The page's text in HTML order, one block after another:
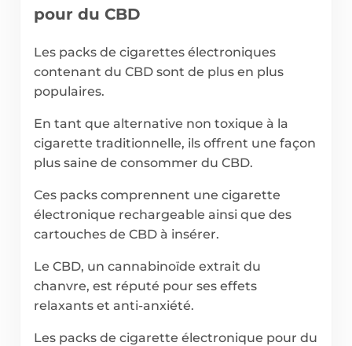
pour du CBD
Les packs de cigarettes électroniques
contenant du CBD sont de plus en plus
populaires.
En tant que alternative non toxique à la
cigarette traditionnelle, ils offrent une façon
plus saine de consommer du CBD.
Ces packs comprennent une cigarette
électronique rechargeable ainsi que des
cartouches de CBD à insérer.
Le CBD, un cannabinoïde extrait du
chanvre, est réputé pour ses effets
relaxants et anti-anxiété.
Les packs de cigarette électronique pour du